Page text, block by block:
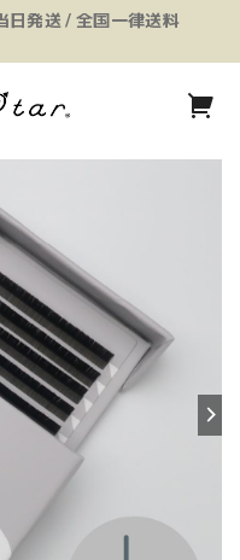
日発送 / 全国一律送料